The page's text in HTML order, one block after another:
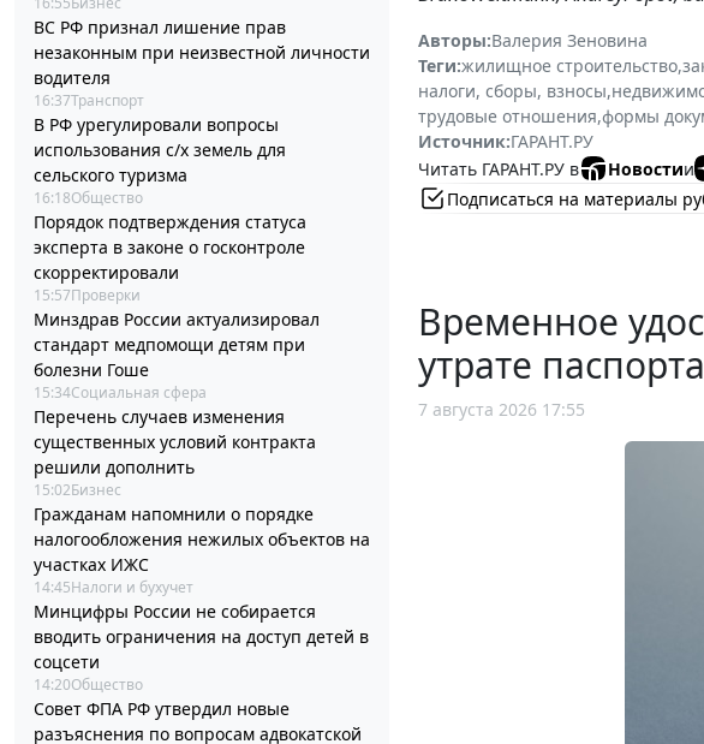
ВС РФ признал лишение прав
незаконным при неизвестной личности
водителя
16:37Транспорт
В РФ урегулировали вопросы
использования с/х земель для
сельского туризма
16:18Общество
Порядок подтверждения статуса
эксперта в законе о госконтроле
скорректировали
15:57Проверки
Минздрав России актуализировал
стандарт медпомощи детям при
болезни Гоше
15:34Социальная сфера
Перечень случаев изменения
существенных условий контракта
решили дополнить
15:02Бизнес
Гражданам напомнили о порядке
налогообложения нежилых объектов на
участках ИЖС
14:45Налоги и бухучет
Минцифры России не собирается
вводить ограничения на доступ детей в
соцсети
14:20Общество
Совет ФПА РФ утвердил новые
разъяснения по вопросам адвокатской
Авторы:Валерия Зеновина
Теги:жилищное строительство,
налоги, сборы, взносы,
трудовые отношения,формы
Источник:ГАРАНТ.РУ
Читать ГАРАНТ.РУ в
Новостии
Подписаться на материалы
Временное
утрате паспорта
7 августа 2026 17:55